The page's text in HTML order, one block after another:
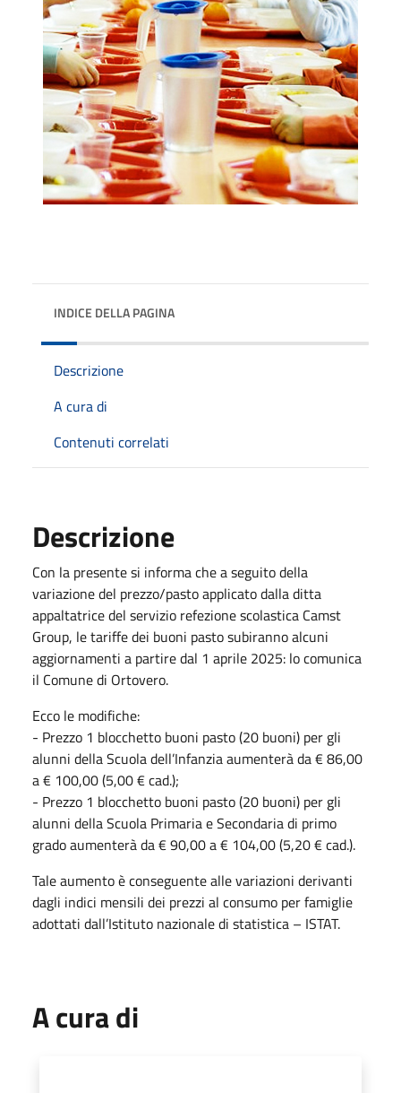
INDICE DELLA PAGINA
Descrizione
A cura di
Contenuti correlati
Descrizione
Con la presente si informa che a seguito della
variazione del prezzo/pasto applicato dalla ditta
appaltatrice del servizio refezione scolastica Camst
Group, le tariffe dei buoni pasto subiranno alcuni
aggiornamenti a partire dal 1 aprile 2025: lo comunica
il Comune di Ortovero.
Ecco le modifiche:
- Prezzo 1 blocchetto buoni pasto (20 buoni) per gli
alunni della Scuola dell’Infanzia aumenterà da € 86,00
a € 100,00 (5,00 € cad.);
- Prezzo 1 blocchetto buoni pasto (20 buoni) per gli
alunni della Scuola Primaria e Secondaria di primo
grado aumenterà da € 90,00 a € 104,00 (5,20 € cad.).
Tale aumento è conseguente alle variazioni derivanti
dagli indici mensili dei prezzi al consumo per famiglie
adottati dall’Istituto nazionale di statistica – ISTAT.
A cura di